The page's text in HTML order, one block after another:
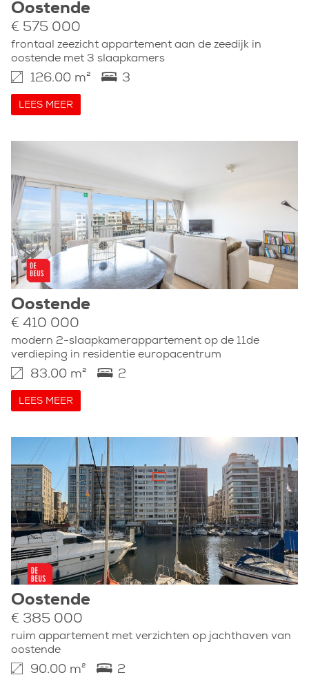
Oostende
€ 575 000
frontaal zeezicht appartement aan de zeedijk in
oostende met 3 slaapkamers
126.00 m² 3
LEES MEER
Oostende
€ 410 000
modern 2-slaapkamerappartement op de 11de
verdieping in residentie europacentrum
83.00 m² 2
LEES MEER
Oostende
€ 385 000
ruim appartement met verzichten op jachthaven van
oostende
90.00 m² 2